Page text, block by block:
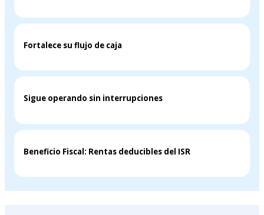
Fortalece su flujo de caja
Sigue operando sin interrupciones
Beneficio Fiscal: Rentas deducibles del ISR